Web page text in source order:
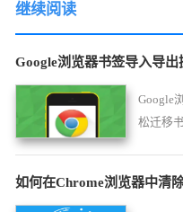
继续阅读
Google浏览器书签导入导出
Google
松迁移
如何在Chrome浏览器中清